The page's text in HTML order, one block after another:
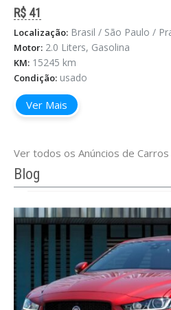
R$ 41
Localização: Brasil / São Paulo /
Motor: 2.0 Liters, Gasolina
KM: 15245 km
Condição: usado
Ver Mais
Ver todos os Anúncios de Carros
Blog
8 Carros Mais Vendidos da
maio 15, 2025
conceito de automóvel.